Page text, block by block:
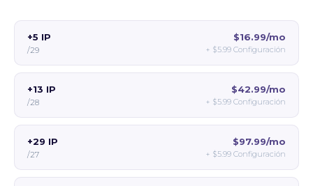
+5 IP
/29
$16.99/mo
+ $5.99 Configuración
+13 IP
/28
$42.99/mo
+ $5.99 Configuración
+29 IP
/27
$97.99/mo
+ $5.99 Configuración